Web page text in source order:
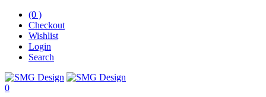
(0 )
Checkout
Wishlist
Login
Search
0